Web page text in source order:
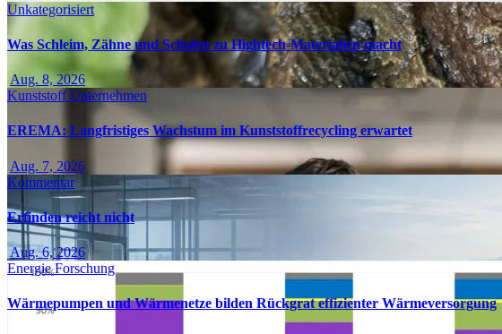
Unkategorisiert
Was Schleim, Zähne und Schalen zu Hightech-Materialien macht
Aug. 8, 2026
KunststoffUnternehmen
EREMA: Langfristiges Wachstum im Kunststoffrecycling erwartet
Aug. 7, 2026
Kommentar
Erfinden reicht nicht
Aug. 6, 2026
EnergieForschung
Wärmepumpen und Wärmenetze bilden Rückgrat effizienter Wärmeversorgung